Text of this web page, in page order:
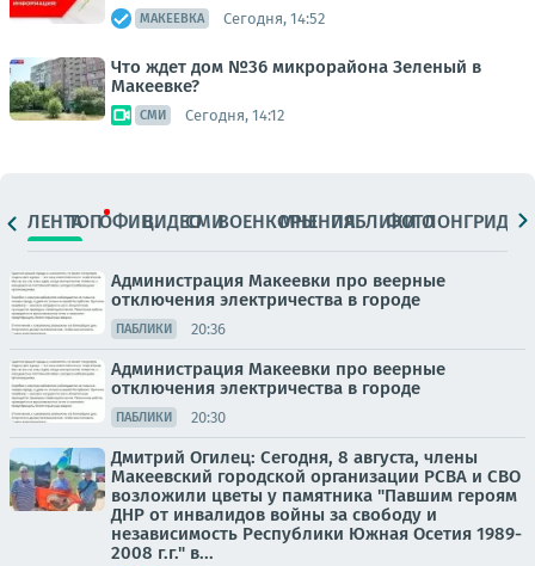
МАКЕЕВКА Сегодня, 14:52
Что ждет дом №36 микрорайона Зеленый в
Макеевке?
СМИ Сегодня, 14:12
ЛЕНТАТОПОФИЦ.ВИДЕОСМИВОЕНКОРЫМНЕНИЯПАБЛИКИ
ФОТОЛОНГРИДЫ
Администрация Макеевки про веерные
отключения электричества в городе
ПАБЛИКИ 20:36
Администрация Макеевки про веерные
отключения электричества в городе
ПАБЛИКИ 20:30
Дмитрий Огилец: Сегодня, 8 августа, члены
Макеевский городской организации РСВА и СВО
возложили цветы у памятника "Павшим героям
ДНР от инвалидов войны за свободу и
независимость Республики Южная Осетия 1989-
2008 г.г." в...